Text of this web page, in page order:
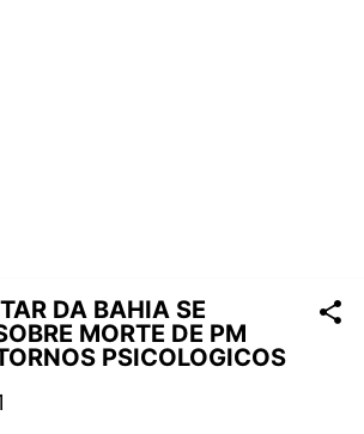
DA BAHIA SE
MORTE DE PM
PSICOLOGICOS